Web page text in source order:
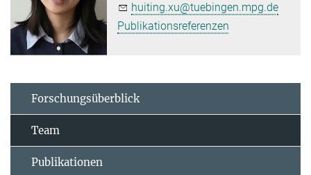
huiting.xu@tuebingen.mpg.de
Publikationsreferenzen
Forschungsüberblick
Team
Publikationen